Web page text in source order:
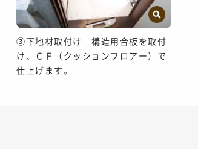
③下地材取付け 構造用合板を取付
け、ＣＦ（クッションフロアー）で
仕上げます。